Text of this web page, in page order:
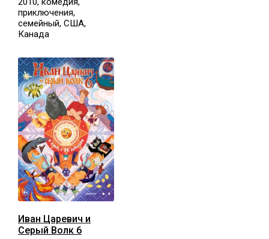
приключения,
семейный, США,
Канада
Иван Царевич и
Серый Волк 6